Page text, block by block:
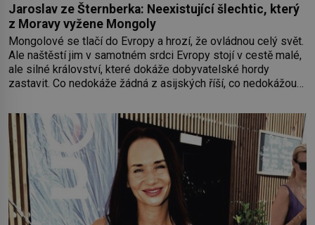
Jaroslav ze Šternberka: Neexistující šlechtic, který
z Moravy vyžene Mongoly
Mongolové se tlačí do Evropy a hrozí, že ovládnou celý svět.
Ale naštěstí jim v samotném srdci Evropy stojí v cestě malé,
ale silné království, které dokáže dobyvatelské hordy
zastavit. Co nedokáže žádná z asijských říší, co nedokážou
od roku 1223 postupují podél Kaspického a Azovského
moře,